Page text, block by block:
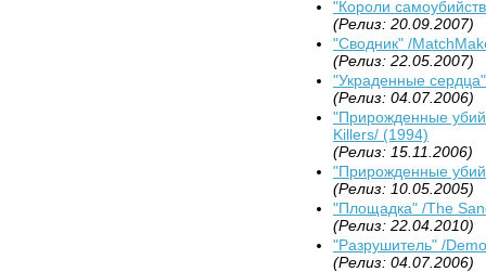
"Короли
(Релиз: 20.09.2007)
"Сводник" /
(Релиз: 22.05.2007)
"Украденные
(Релиз: 04.07.2006)
"Прирожденные
Killers/ (1994)
(Релиз: 15.11.2006)
"Прирожденные
(Релиз: 10.05.2005)
"Площадка" /The
(Релиз: 22.04.2010)
"Разрушитель" /
(Релиз: 04.07.2006)